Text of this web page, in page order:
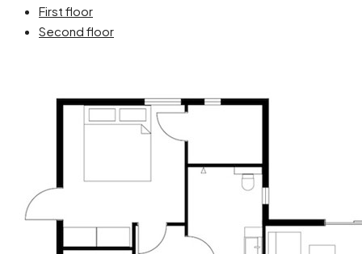
First floor
Second floor